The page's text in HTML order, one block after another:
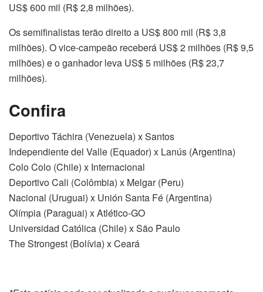
US$ 600 mil (R$ 2,8 milhões).
Os semifinalistas terão direito a US$ 800 mil (R$ 3,8
milhões). O vice-campeão receberá US$ 2 milhões (R$ 9,5
milhões) e o ganhador leva US$ 5 milhões (R$ 23,7
milhões).
Confira
Deportivo Táchira (Venezuela) x Santos
Independiente del Valle (Equador) x Lanús (Argentina)
Colo Colo (Chile) x Internacional
Deportivo Cali (Colômbia) x Melgar (Peru)
Nacional (Uruguai) x Unión Santa Fé (Argentina)
Olímpia (Paraguai) x Atlético-GO
Universidad Católica (Chile) x São Paulo
The Strongest (Bolívia) x Ceará